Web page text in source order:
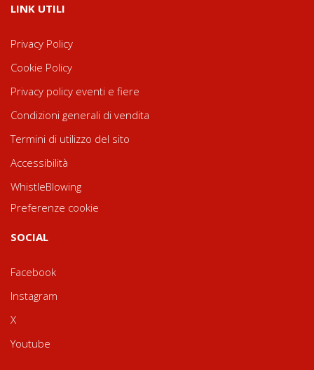
LINK UTILI
Privacy Policy
Cookie Policy
Privacy policy eventi e fiere
Condizioni generali di vendita
Termini di utilizzo del sito
Accessibilità
WhistleBlowing
Preferenze cookie
SOCIAL
Facebook
Instagram
X
Youtube